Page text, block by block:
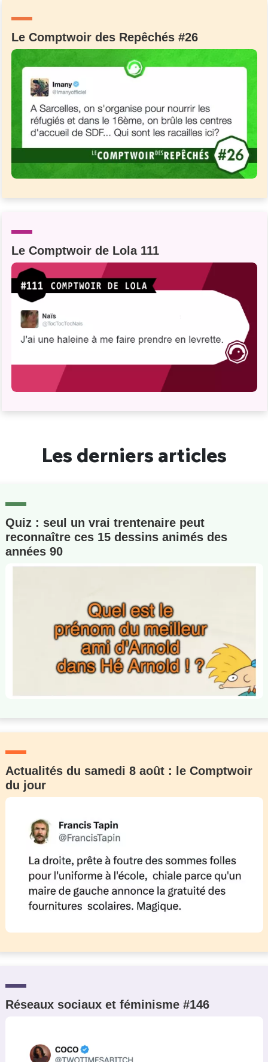
Le Comptwoir des Repêchés #26
Le Comptwoir de Lola 111
Les derniers articles
Quiz : seul un vrai trentenaire peut
reconnaître ces 15 dessins animés des
années 90
Actualités du samedi 8 août : le Comptwoir
du jour
Réseaux sociaux et féminisme #146
Un Thread
C'EST PARTI